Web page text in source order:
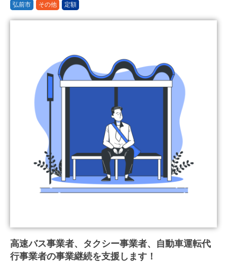
弘前市 その他 定額
高速バス事業者、タクシー事業者、自動車運転代
行事業者の事業継続を支援します！